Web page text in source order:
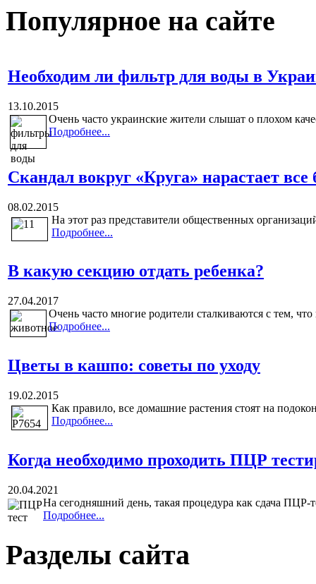
Популярное на сайте
Необходим ли фильтр для воды в
13.10.2015
Очень часто украинские жители слышат о плохом
Подробнее...
Скандал вокруг «Круга» нарастает
08.02.2015
На этот раз представители общественных
Подробнее...
В какую секцию отдать ребенка?
27.04.2017
Очень часто многие родители сталкиваются с тем,
Подробнее...
Цветы в кашпо: советы по уходу
19.02.2015
Как правило, все домашние растения стоят на
Подробнее...
Когда необходимо проходить ПЦР
20.04.2021
На сегодняшний день, такая процедура как сдача
Подробнее...
Разделы сайта